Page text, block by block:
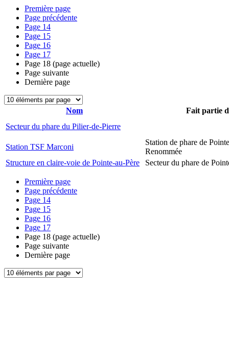
Première page
Page précédente
Page 14
Page 15
Page 16
Page 17
Page 18 (page actuelle)
Page suivante
Dernière page
Nom
Fait partie
Secteur du phare du Pilier-de-Pierre
Station TSF Marconi
Station de phare de
Renommée
Structure en claire-voie de Pointe-au-Père
Secteur du phare de
Première page
Page précédente
Page 14
Page 15
Page 16
Page 17
Page 18 (page actuelle)
Page suivante
Dernière page